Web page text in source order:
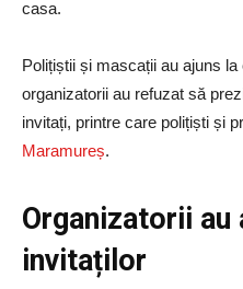
casa.
Polițiștii și mascații au ajuns
organizatorii au refuzat să
invitați, printre care polițiști și
Maramureș.
Organizatorii au
invitaților